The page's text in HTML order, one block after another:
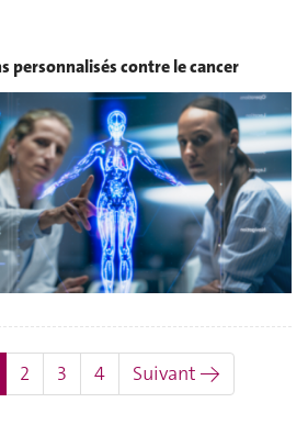
personnalisés contre le cancer
(actuel)
2 3 4 Suivant →